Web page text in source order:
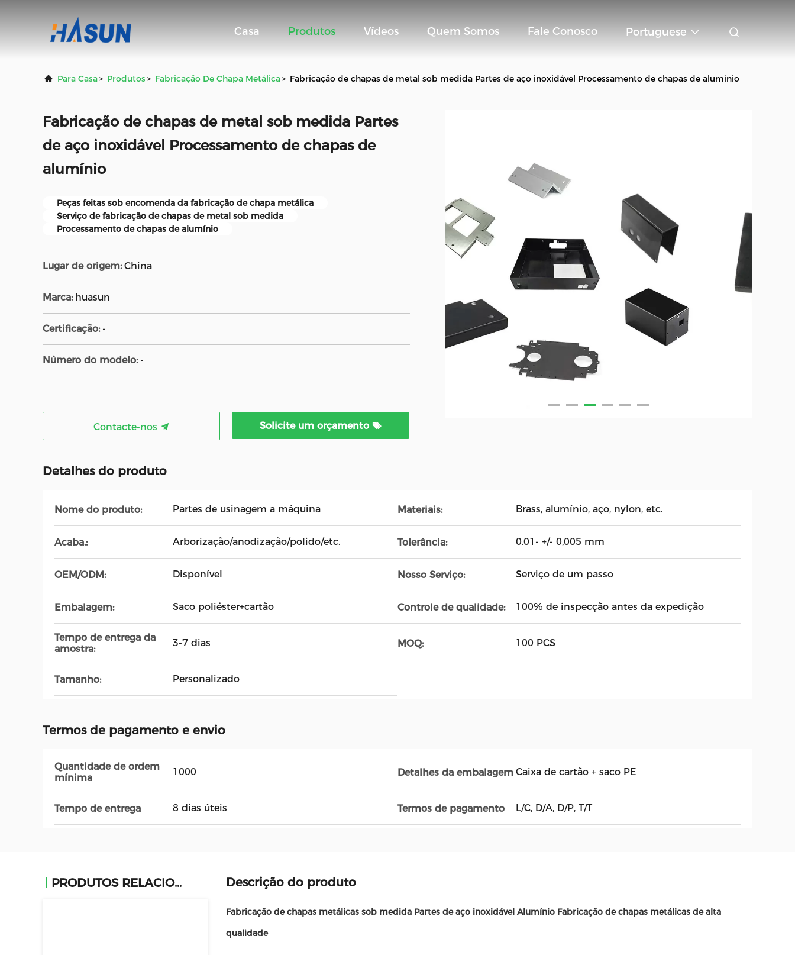
Casa Produtos Vídeos Quem Somos Fale Conosco Portuguese
Para Casa> Produtos> Fabricação De Chapa Metálica> Fabricação de chapas de metal sob medida Partes de aço inoxidável Processamento de chapas de alumínio
Fabricação de chapas de metal sob medida Partes
de aço inoxidável Processamento de chapas de
alumínio
Peças feitas sob encomenda da fabricação de chapa metálica
Serviço de fabricação de chapas de metal sob medida
Processamento de chapas de alumínio
Lugar de origem: China
Marca: huasun
Certificação: -
Número do modelo: -
Contacte-nos Solicite um orçamento
Detalhes do produto
Nome do produto: Partes de usinagem a máquina Materiais: Brass, alumínio, aço, nylon, etc.
Acaba.: Arborização/anodização/polido/etc. Tolerância: 0.01- +/- 0,005 mm
OEM/ODM: Disponível Nosso Serviço: Serviço de um passo
Embalagem: Saco poliéster+cartão Controle de qualidade: 100% de inspecção antes da expedição
Tempo de entrega da
amostra:
3-7 dias MOQ: 100 PCS
Tamanho: Personalizado
Termos de pagamento e envio
Quantidade de ordem
mínima
1000 Detalhes da embalagem Caixa de cartão + saco PE
Tempo de entrega 8 dias úteis Termos de pagamento L/C, D/A, D/P, T/T
PRODUTOS RELACIONADOS Descrição do produto
Fabricação de chapas metálicas sob medida Partes de aço inoxidável Alumínio Fabricação de chapas metálicas de alta
qualidade